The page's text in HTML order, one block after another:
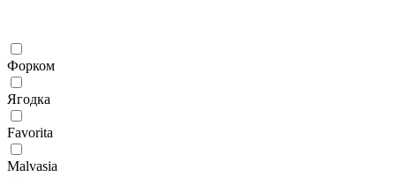
Форком
Ягодка
Favorita
Malvasia